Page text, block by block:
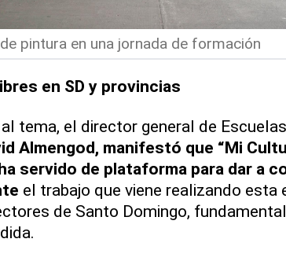
pintura en una jornada de formación
en SD y provincias
tema, el director general de
Almengod, manifestó que “Mi
servido de plataforma para dar a
el trabajo que viene realizando esta
de Santo Domingo,